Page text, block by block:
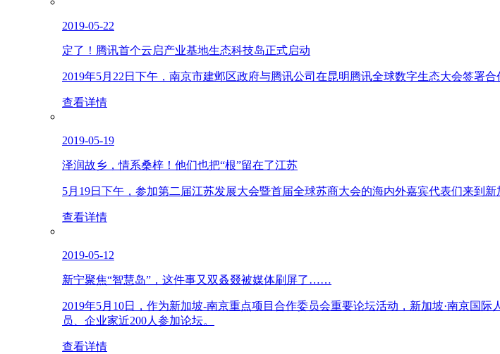
2019-05-22
定了！腾讯首个云启产业基地生态科技岛正式启动
2019年5月22日下午，南京市建邺区政府与腾讯公司在昆明腾讯全球数字生态大会签署
查看详情
2019-05-19
泽润故乡，情系桑梓！他们也把“根”留在了江苏
5月19日下午，参加第二届江苏发展大会暨首届全球苏商大会的海内外嘉宾代表们来到
查看详情
2019-05-12
新宁聚焦“智慧岛”，这件事又双叒叕被媒体刷屏了……
2019年5月10日，作为新加坡-南京重点项目合作委员会重要论坛活动，新加坡·南京国
员、企业家近200人参加论坛。
查看详情